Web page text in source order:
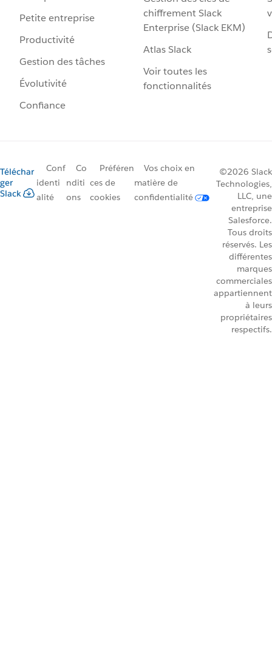
Petite entreprise
Productivité
Gestion des tâches
Évolutivité
Confiance
chiffrement Slack
Enterprise (Slack EKM)
Atlas Slack
Voir toutes les
fonctionnalités
Téléchar
ger
Slack
Conf
identi
alité
Co
nditi
ons
Préféren
ces de
cookies
Vos choix en
matière de
confidentialité
©2026 Slack
Technologies,
LLC, une
entreprise
Salesforce.
Tous droits
réservés. Les
différentes
marques
commerciales
appartiennent
à leurs
propriétaires
respectifs.